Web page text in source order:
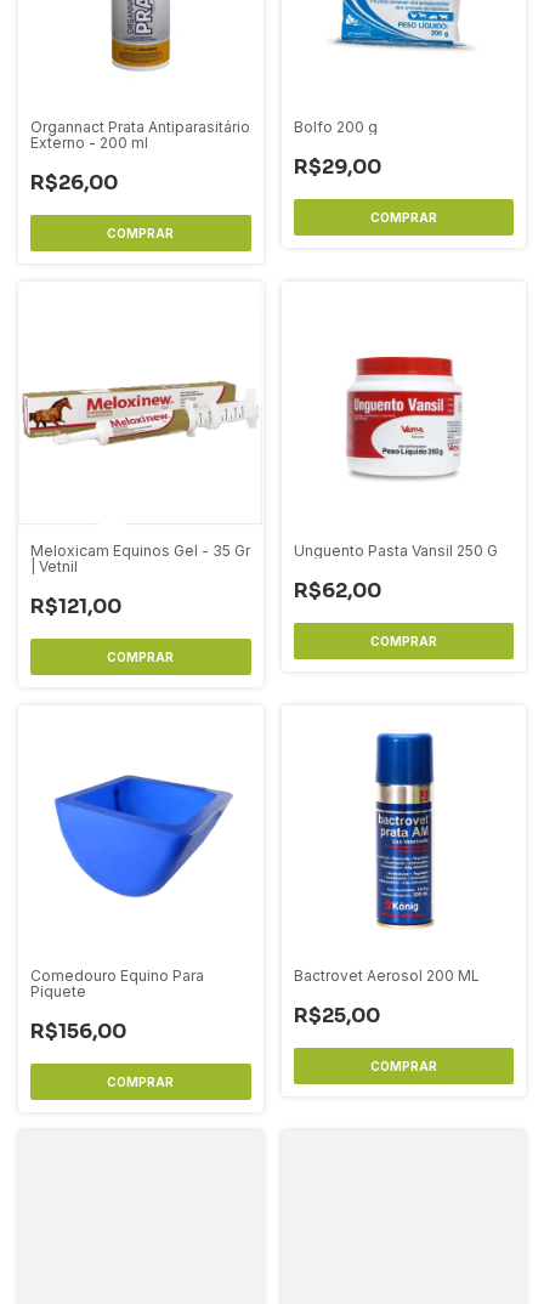
Organnact Prata Antiparasitário
Externo - 200 ml
R$26,00
Bolfo 200 g
R$29,00
Meloxicam Equinos Gel - 35 Gr
| Vetnil
R$121,00
Unguento Pasta Vansil 250 G
R$62,00
Comedouro Equino Para
Piquete
R$156,00
Bactrovet Aerosol 200 ML
R$25,00